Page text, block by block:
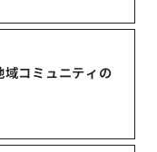
コミュニティの